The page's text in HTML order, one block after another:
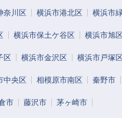
奈川区 横浜市港北区 横浜市
横浜市保土ケ谷区 横浜市旭
区 横浜市金沢区 横浜市戸塚
中央区 相模原市南区 秦野市
市 藤沢市 茅ヶ崎市